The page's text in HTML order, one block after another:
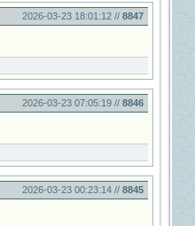
2026-03-23 18:01:12 // 8847
2026-03-23 07:05:19 // 8846
2026-03-23 00:23:14 // 8845